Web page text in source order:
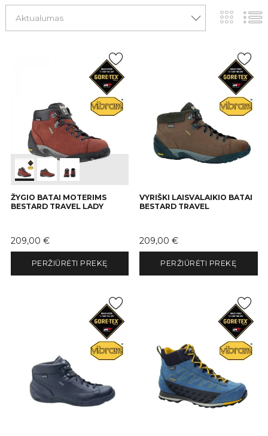
Aktualumas
ŽYGIO BATAI MOTERIMS
BESTARD TRAVEL LADY
Kaina
209,00 €
PERŽIŪRĖTI PREKĘ
VYRIŠKI LAISVALAIKIO BATAI
BESTARD TRAVEL
Kaina
209,00 €
PERŽIŪRĖTI PREKĘ